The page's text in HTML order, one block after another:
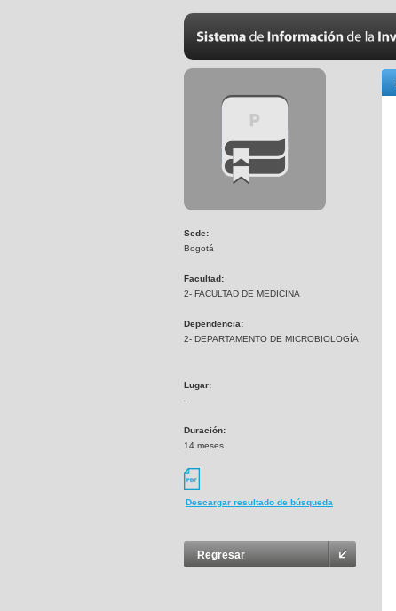
Sede:
Bogotá
Facultad:
2- FACULTAD DE MEDICINA
Dependencia:
2- DEPARTAMENTO DE MICROBIOLOGÍA
Lugar:
---
Duración:
14 meses
Descargar resultado de búsqueda
Regresar